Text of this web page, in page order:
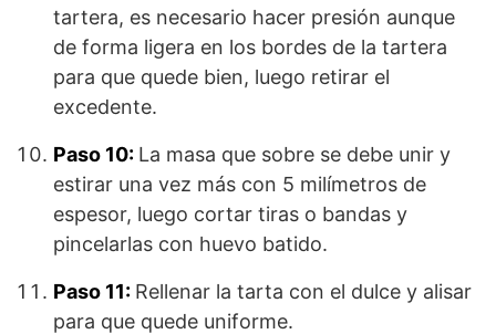
tartera, es necesario hacer presión aunque
de forma ligera en los bordes de la tartera
para que quede bien, luego retirar el
excedente.
Paso 10: La masa que sobre se debe unir y
estirar una vez más con 5 milímetros de
espesor, luego cortar tiras o bandas y
pincelarlas con huevo batido.
Paso 11: Rellenar la tarta con el dulce y alisar
para que quede uniforme.